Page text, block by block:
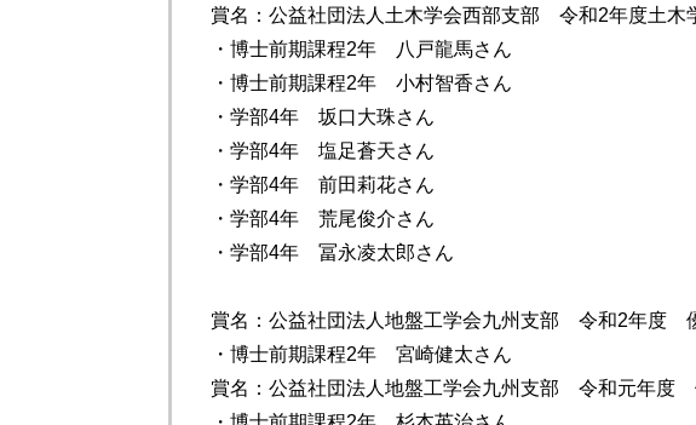
賞名：公益社団法人土木学会西部支部 令和2年度土木
・博士前期課程2年 八戸龍馬さん
・博士前期課程2年 小村智香さん
・学部4年 坂口大珠さん
・学部4年 塩足蒼天さん
・学部4年 前田莉花さん
・学部4年 荒尾俊介さん
・学部4年 冨永凌太郎さん
賞名：公益社団法人地盤工学会九州支部 令和2年度
・博士前期課程2年 宮崎健太さん
賞名：公益社団法人地盤工学会九州支部 令和元年度